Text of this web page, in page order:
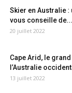
Skier en Australie :
vous conseille de...
20 juillet 2022
Cape Arid, le
l’Australie
13 juillet 2022